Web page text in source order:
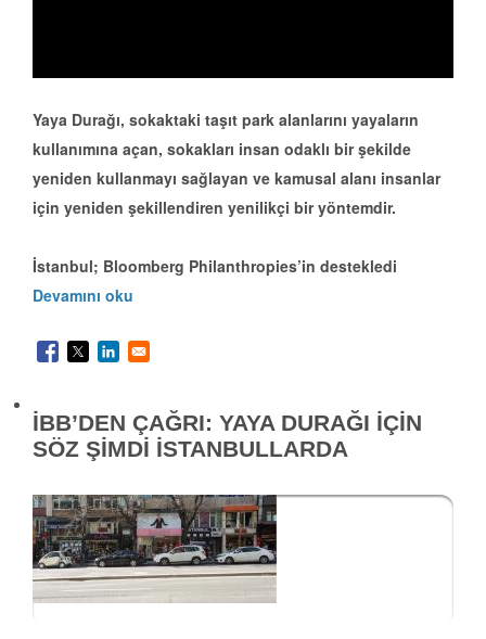
Yaya Durağı, sokaktaki taşıt park alanlarını yayaların
kullanımına açan, sokakları insan odaklı bir şekilde
yeniden kullanmayı sağlayan ve kamusal alanı insanlar
için yeniden şekillendiren yenilikçi bir yöntemdir.
İstanbul; Bloomberg Philanthropies’in destekledi
Devamını oku
İBB’DEN ÇAĞRI: YAYA DURAĞI İÇİN
SÖZ ŞİMDİ İSTANBULLARDA